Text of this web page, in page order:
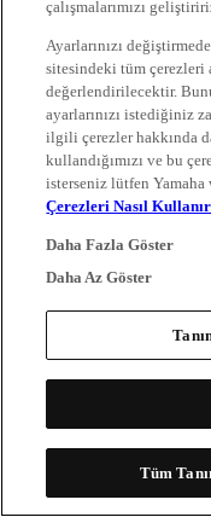
çalışmalarımızı
Ayarlarınızı
sitesindeki tüm
değerlendirilecektir.
ayarlarınızı istediğiniz
ilgili çerezler hakkında
kullandığımızı ve bu
isterseniz lütfen
Çerezleri Nasıl Kullanır
Daha Fazla Göster
Daha Az Göster
Tüm